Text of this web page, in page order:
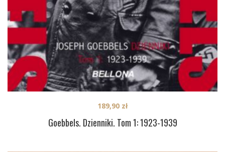
Goebbels. Dzienniki. Tom 1: 1923-1939
189,90 zł